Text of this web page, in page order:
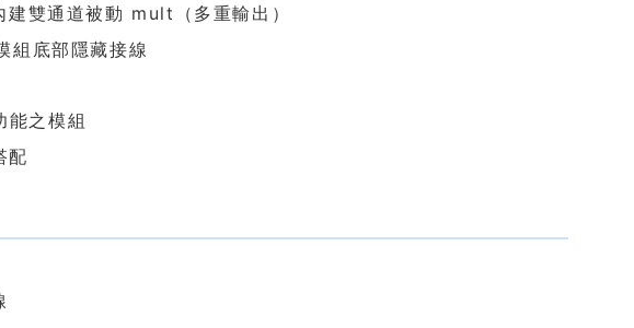
雙通道被動 mult（多重輸出）
底部隱藏接線
之模組
配